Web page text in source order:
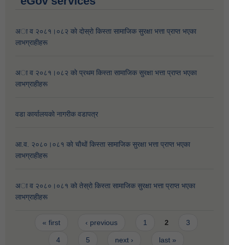
अा व २०८१।०८२ काे दाेस्राे किस्ता सामाजिक सुरक्षा भत्ता प्राप्त भएका
लाभग्राहीहरू
अा व २०८१।०८२ काे प्रथम किस्ता सामाजिक सुरक्षा भत्ता प्राप्त भएका
लाभग्राहीहरू
वडा कार्यालयकाे नागरीक वडापत्र
आ.व. २०८०।०८१ काे चाैथाें किस्ता सामाजिक सुरक्षा भत्ता प्राप्त भएका
लाभग्राहीहरू
अा व २०८०।०८१ काे तेस्राे किस्ता सामाजिक सुरक्षा भत्ता प्राप्त भएका
लाभग्राहीहरू
Pages
« first ‹ previous 1 2 3
4 5 next › last »